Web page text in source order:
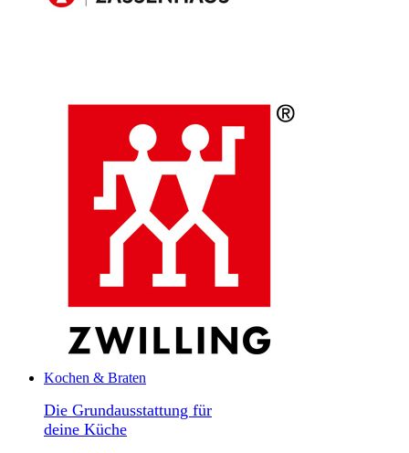
Kochen & Braten
Die Grundausstattung für
deine Küche